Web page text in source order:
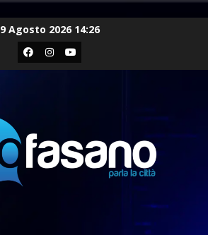
9 Agosto 2026 14:26
Facebook
Instagram
Youtube